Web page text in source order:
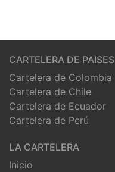
CARTELERA DE PAISES
Cartelera de Colombia
Cartelera de Chile
Cartelera de Ecuador
Cartelera de Perú
LA CARTELERA
Inicio